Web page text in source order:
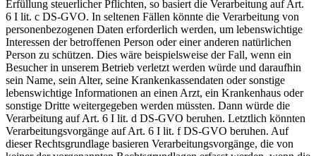
Erfüllung steuerlicher Pflichten, so basiert die Verarbeitung auf Art.
6 I lit. c DS-GVO. In seltenen Fällen könnte die Verarbeitung von
personenbezogenen Daten erforderlich werden, um lebenswichtige
Interessen der betroffenen Person oder einer anderen natürlichen
Person zu schützen. Dies wäre beispielsweise der Fall, wenn ein
Besucher in unserem Betrieb verletzt werden würde und daraufhin
sein Name, sein Alter, seine Krankenkassendaten oder sonstige
lebenswichtige Informationen an einen Arzt, ein Krankenhaus oder
sonstige Dritte weitergegeben werden müssten. Dann würde die
Verarbeitung auf Art. 6 I lit. d DS-GVO beruhen. Letztlich könnten
Verarbeitungsvorgänge auf Art. 6 I lit. f DS-GVO beruhen. Auf
dieser Rechtsgrundlage basieren Verarbeitungsvorgänge, die von